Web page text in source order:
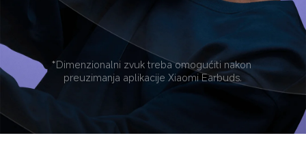
*Dimenzionalni zvuk treba omogućiti nakon
preuzimanja aplikacije Xiaomi Earbuds.